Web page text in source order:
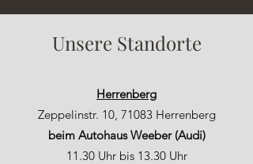
Unsere Standorte
Herrenberg
Zeppelinstr. 10, 71083 Herrenberg
beim Autohaus Weeber (Audi)
11.30 Uhr bis 13.30 Uhr